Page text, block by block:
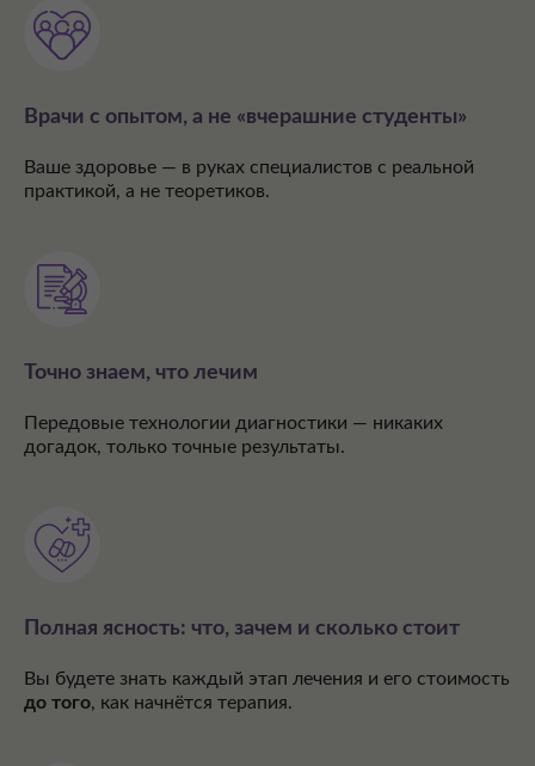
Врачи с опытом, а не «вчерашние студенты»
Ваше здоровье — в руках специалистов с реальной
практикой, а не теоретиков.
Точно знаем, что лечим
Передовые технологии диагностики — никаких
догадок, только точные результаты.
Полная ясность: что, зачем и сколько стоит
Вы будете знать каждый этап лечения и его стоимость
до того, как начнётся терапия.